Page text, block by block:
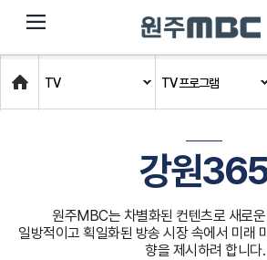
dehaze
Home
TV TV 프로그램
강원
원주MBC는 차별화된 컨텐츠로 새로
일방적이고 획일화된 방송 시장 속에서 미래
향을 제시하려 합니다.